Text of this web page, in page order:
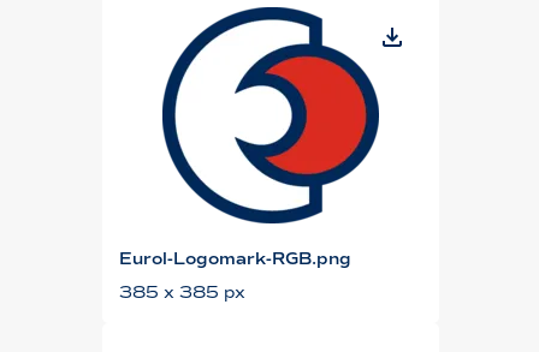
Eurol-Logomark-RGB.png
385 x 385 px